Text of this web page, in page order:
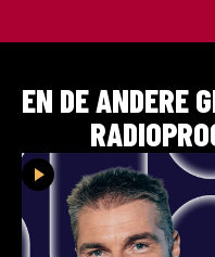
EN DE ANDERE